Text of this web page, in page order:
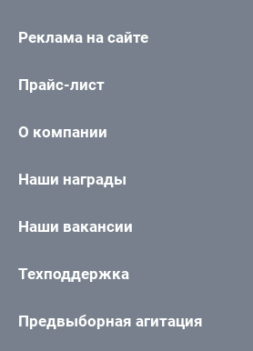
Реклама на сайте
Прайс-лист
О компании
Наши награды
Наши вакансии
Техподдержка
Предвыборная агитация